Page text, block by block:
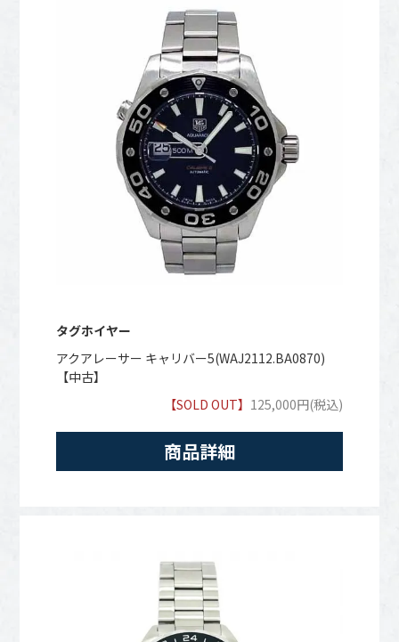
タグホイヤー
アクアレーサー キャリバー5(WAJ2112.BA0870)
【中古】
【SOLD OUT】 125,000円(税込)
商品詳細